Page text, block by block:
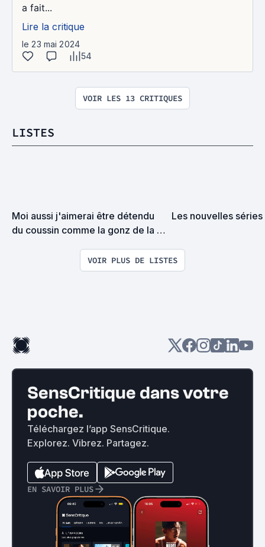
a fait...
Lire la critique
le 23 mai 2024
54
VOIR LES 13 CRITIQUES
LISTES
Moi aussi j'aimerai être détendu
du coussin comme la gonz de la
comme si j'avais pas déjà assez
de films à voir, y'a aussi les
Les nouvelles
VOIR PLUS DE LISTES
SensCritique dans votre
poche.
Téléchargez l’app SensCritique.
Explorez. Vibrez. Partagez.
EN SAVOIR PLUS